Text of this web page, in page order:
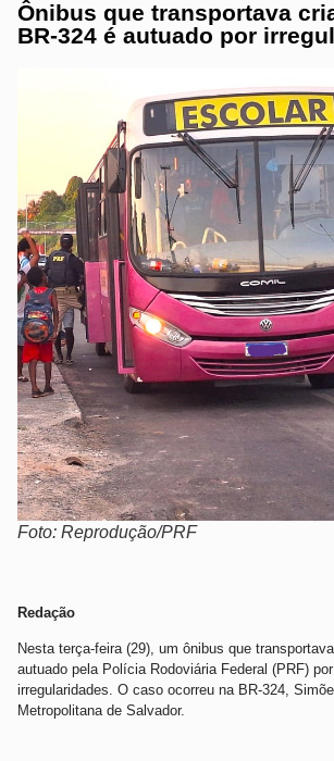
Ônibus que transportava
BR-324 é autuado por
Foto: Reprodução/PRF
Redação
Nesta terça-feira (29), um ônibus que
autuado pela Polícia Rodoviária Federal (PRF)
irregularidades. O caso ocorreu na BR-324,
Metropolitana de Salvador.